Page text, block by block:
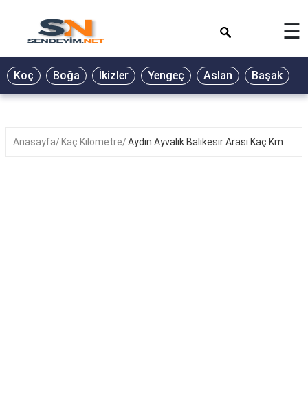
BİYOGRAFİ
GALERİ
☰
Koç Boğa İkizler Yengeç Aslan Başak
Anasayfa Kaç Kilometre Aydın Ayvalık Balıkesir Arası Kaç Km